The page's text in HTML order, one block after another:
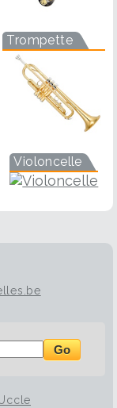
Trompette
Violoncelle
Go